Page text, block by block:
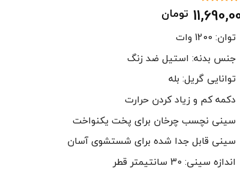
4.67
تومان
توان: 1200 وات
جنس بدنه: استیل ضد زنگ
توانایی گریل: بله
دکمه کم و زیاد کردن حرارت
سینی نچسب چرخان برای پخت یکنواخت
سینی قابل جدا شده برای شستشوی آسان
اندازه سینی: 30 سانتیمتر قطر